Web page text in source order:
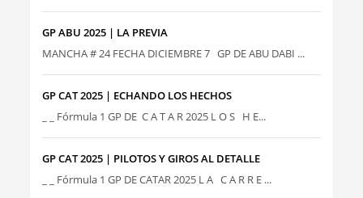
GP ABU 2025 | LA PREVIA
MANCHA # 24 FECHA DICIEMBRE 7 GP DE ABU DABI ...
GP CAT 2025 | ECHANDO LOS HECHOS
_ _ Fórmula 1 GP DE C A T A R 2025 L O S H E...
GP CAT 2025 | PILOTOS Y GIROS AL DETALLE
_ _ Fórmula 1 GP DE CATAR 2025 L A C A R R E ...